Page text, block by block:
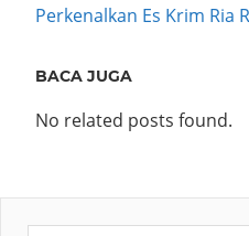
Post:
Perkenalkan Es Krim Ria
BACA JUGA
No related posts found.